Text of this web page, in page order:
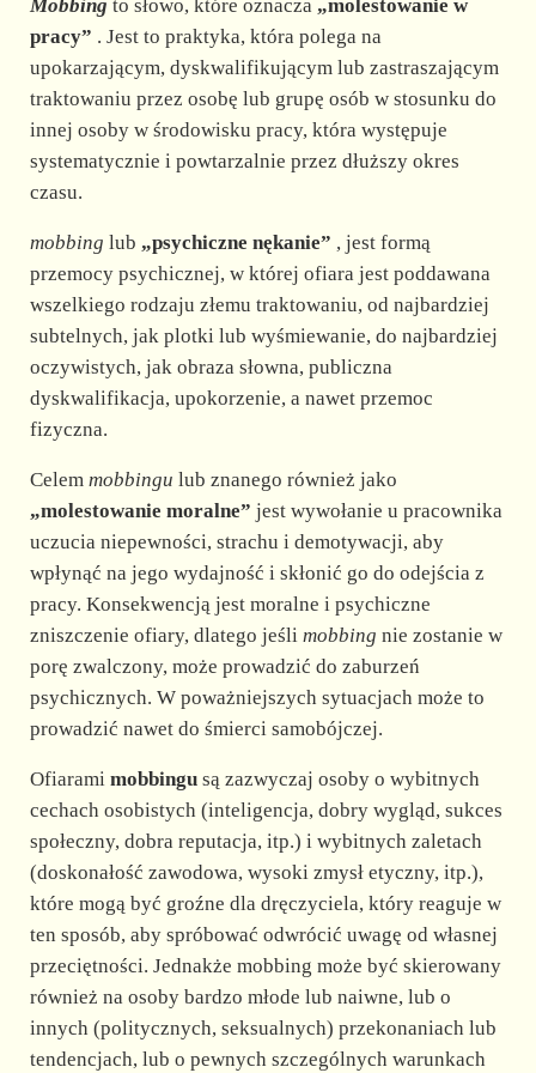
Mobbing to słowo, które oznacza „molestowanie w
pracy” . Jest to praktyka, która polega na
upokarzającym, dyskwalifikującym lub zastraszającym
traktowaniu przez osobę lub grupę osób w stosunku do
innej osoby w środowisku pracy, która występuje
systematycznie i powtarzalnie przez dłuższy okres
czasu.
mobbing lub „psychiczne nękanie” , jest formą
przemocy psychicznej, w której ofiara jest poddawana
wszelkiego rodzaju złemu traktowaniu, od najbardziej
subtelnych, jak plotki lub wyśmiewanie, do najbardziej
oczywistych, jak obraza słowna, publiczna
dyskwalifikacja, upokorzenie, a nawet przemoc
fizyczna.
Celem mobbingu lub znanego również jako
„molestowanie moralne” jest wywołanie u pracownika
uczucia niepewności, strachu i demotywacji, aby
wpłynąć na jego wydajność i skłonić go do odejścia z
pracy. Konsekwencją jest moralne i psychiczne
zniszczenie ofiary, dlatego jeśli mobbing nie zostanie w
porę zwalczony, może prowadzić do zaburzeń
psychicznych. W poważniejszych sytuacjach może to
prowadzić nawet do śmierci samobójczej.
Ofiarami mobbingu są zazwyczaj osoby o wybitnych
cechach osobistych (inteligencja, dobry wygląd, sukces
społeczny, dobra reputacja, itp.) i wybitnych zaletach
(doskonałość zawodowa, wysoki zmysł etyczny, itp.),
które mogą być groźne dla dręczyciela, który reaguje w
ten sposób, aby spróbować odwrócić uwagę od własnej
przeciętności. Jednakże mobbing może być skierowany
również na osoby bardzo młode lub naiwne, lub o
innych (politycznych, seksualnych) przekonaniach lub
tendencjach, lub o pewnych szczególnych warunkach